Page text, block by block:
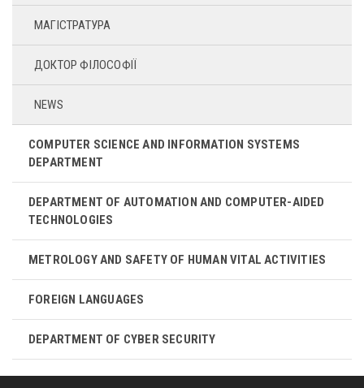
МАГІСТРАТУРА
ДОКТОР ФІЛОСОФІЇ
NEWS
COMPUTER SCIENCE AND INFORMATION SYSTEMS
DEPARTMENT
DEPARTMENT OF AUTOMATION AND COMPUTER-AIDED
TECHNOLOGIES
METROLOGY AND SAFETY OF HUMAN VITAL ACTIVITIES
FOREIGN LANGUAGES
DEPARTMENT OF CYBER ​​SECURITY